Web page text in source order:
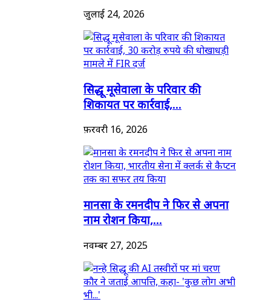
जुलाई 24, 2026
सिद्धू मूसेवाला के परिवार की
शिकायत पर कार्रवाई,...
फ़रवरी 16, 2026
मानसा के रमनदीप ने फिर से अपना
नाम रोशन किया,...
नवम्बर 27, 2025